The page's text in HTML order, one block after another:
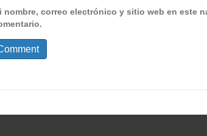
nombre, correo electrónico y sitio web en este